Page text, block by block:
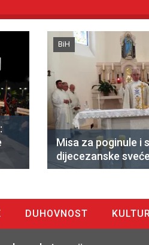
BiH
Misa za poginule i
dijecezanske
DUHOVNOST